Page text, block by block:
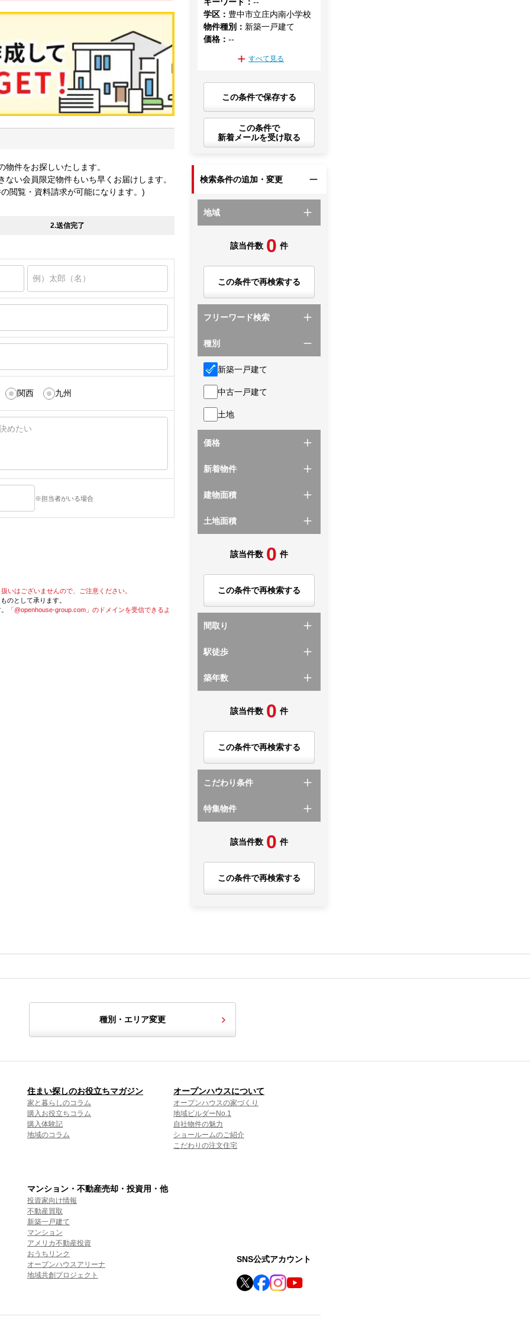
件をお探しいたします。
い会員限定物件もいち早くお届けします。
閲覧・資料請求が可能になります。)
2.送信完了
関西 九州
※担当者がいる場合
いはございませんので、ご注意ください。
のとして承ります。
「@openhouse-group.com」のドメインを受信できるよ
学区 ： 豊中市立庄内南小学校
物件種別 ： 新築一戸建て
価格 ：--
すべて見る
この条件で保存する
この条件で
新着メールを受け取る
検索条件の追加・変更
地域
該当件数 0 件
この条件で再検索する
フリーワード検索
種別
新築一戸建て
中古一戸建て
土地
価格
新着物件
建物面積
土地面積
該当件数 0 件
この条件で再検索する
間取り
駅徒歩
築年数
該当件数 0 件
この条件で再検索する
こだわり条件
特集物件
該当件数 0 件
この条件で再検索する
種別・エリア変更
住まい探しのお役立ちマガジン
家と暮らしのコラム
購入お役立ちコラム
購入体験記
地域のコラム
オープンハウスについて
オープンハウスの家づくり
地域ビルダーNo.1
自社物件の魅力
ショールームのご紹介
こだわりの注文住宅
マンション・不動産売却・投資用・他
投資家向け情報
不動産買取
新築一戸建て
マンション
アメリカ不動産投資
おうちリンク
オープンハウスアリーナ
地域共創プロジェクト
SNS公式アカウント